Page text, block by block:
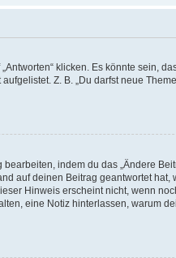
klicken. Es könnte sein,
Z. B. „Du darfst neue
indem du das „Ändere
auf deinen Beitrag geantwortet hat,
Hinweis erscheint nicht, wenn
eine Notiz hinterlassen, warum